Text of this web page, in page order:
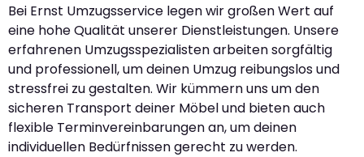
Bei Ernst Umzugsservice legen wir großen Wert auf
eine hohe Qualität unserer Dienstleistungen. Unsere
erfahrenen Umzugsspezialisten arbeiten sorgfältig
und professionell, um deinen Umzug reibungslos und
stressfrei zu gestalten. Wir kümmern uns um den
sicheren Transport deiner Möbel und bieten auch
flexible Terminvereinbarungen an, um deinen
individuellen Bedürfnissen gerecht zu werden.